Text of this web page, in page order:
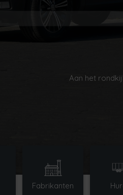
Aan het
Fabrikanten